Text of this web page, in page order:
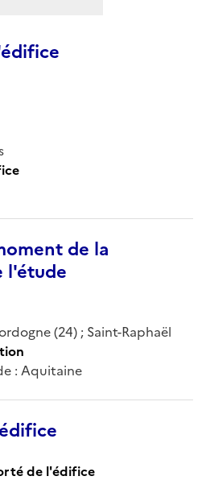
de la
l'étude
(24) ; Saint-Raphaël
: Aquitaine
de l'édifice